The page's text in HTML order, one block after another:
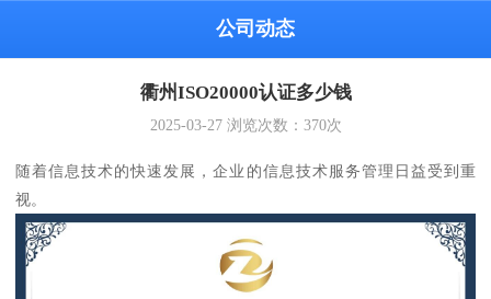
公司动态
衢州ISO20000认证多少钱
2025-03-27浏览次数： 370次
随着信息技术的快速发展，企业的信息技术服务管理日益受到重
视。